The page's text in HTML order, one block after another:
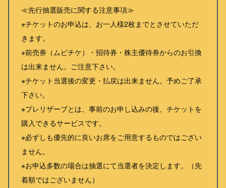
≪先行抽選販売に関する注意事項≫
※チケットのお申込は、お一人様2枚までとさせていただ
きます。
※前売券（ムビチケ）・招待券・株主優待券からのお引換
は出来ません。ご注意下さい。
※チケット当選後の変更・払戻は出来ません。予めご了承
下さい。
※プレリザーブとは、事前のお申し込みの後、チケットを
購入できるサービスです。
※必ずしも優先的に良いお席をご用意するものではござい
ません。
※お申込多数の場合は抽選にて当選者を決定します。（先
着順ではございません）